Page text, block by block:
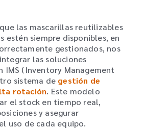
las mascarillas reutilizables
estén siempre disponibles, en
gestionados, nos
las soluciones
IMS (Inventory Management
sistema de gestión de
rotación. Este modelo
el stock en tiempo real,
y asegurar
uso de cada equipo.